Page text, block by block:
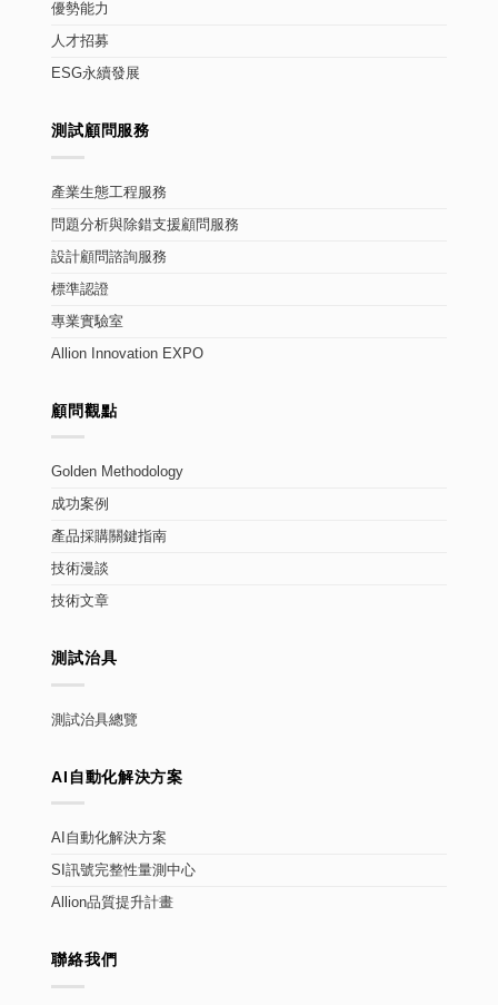
優勢能力
人才招募
ESG永續發展
測試顧問服務
產業生態工程服務
問題分析與除錯支援顧問服務
設計顧問諮詢服務
標準認證
專業實驗室
Allion Innovation EXPO
顧問觀點
Golden Methodology
成功案例
產品採購關鍵指南
技術漫談
技術文章
測試治具
測試治具總覽
AI自動化解決方案
AI自動化解決方案
SI訊號完整性量測中心
Allion品質提升計畫
聯絡我們